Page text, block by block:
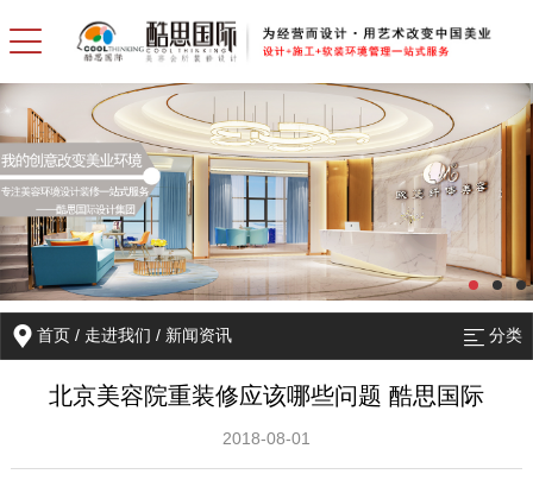
首页 / 走进我们 / 新闻资讯 分类
北京美容院重装修应该哪些问题 酷思国际
2018-08-01